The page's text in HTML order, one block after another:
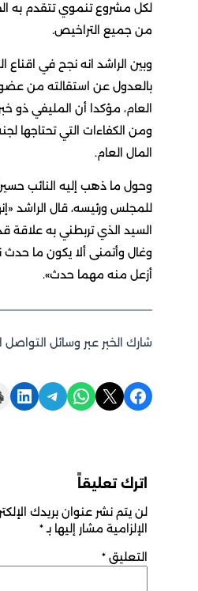
لكل مشروع تنموي تتقدم به
من جميع التراخيص.
وبين الراشد انه نجح في اقناع
بالعدول عن استقالته من
العام، مؤكدا أن المليفي ذو
ومن الكفاءات التي تحتاجها
المال العام.
وحول ما ذهب إليه النائب
للمجلس ورئيسه، قال الراشد
السيد الذي تربطني به علاقة
وغال وأتمنى ألا يكون ما حدث
أزعل منه مهما حدث».
شارك الخبر عبر وسائل التواصل
Share on Facebook
Share on X
Share on WhatsApp
Share on Telegram
Share on LinkedIn
اترك تعليقاً
لن يتم نشر عنوان بريدك
الإلزامية مشار إليها بـ*
التعليق *